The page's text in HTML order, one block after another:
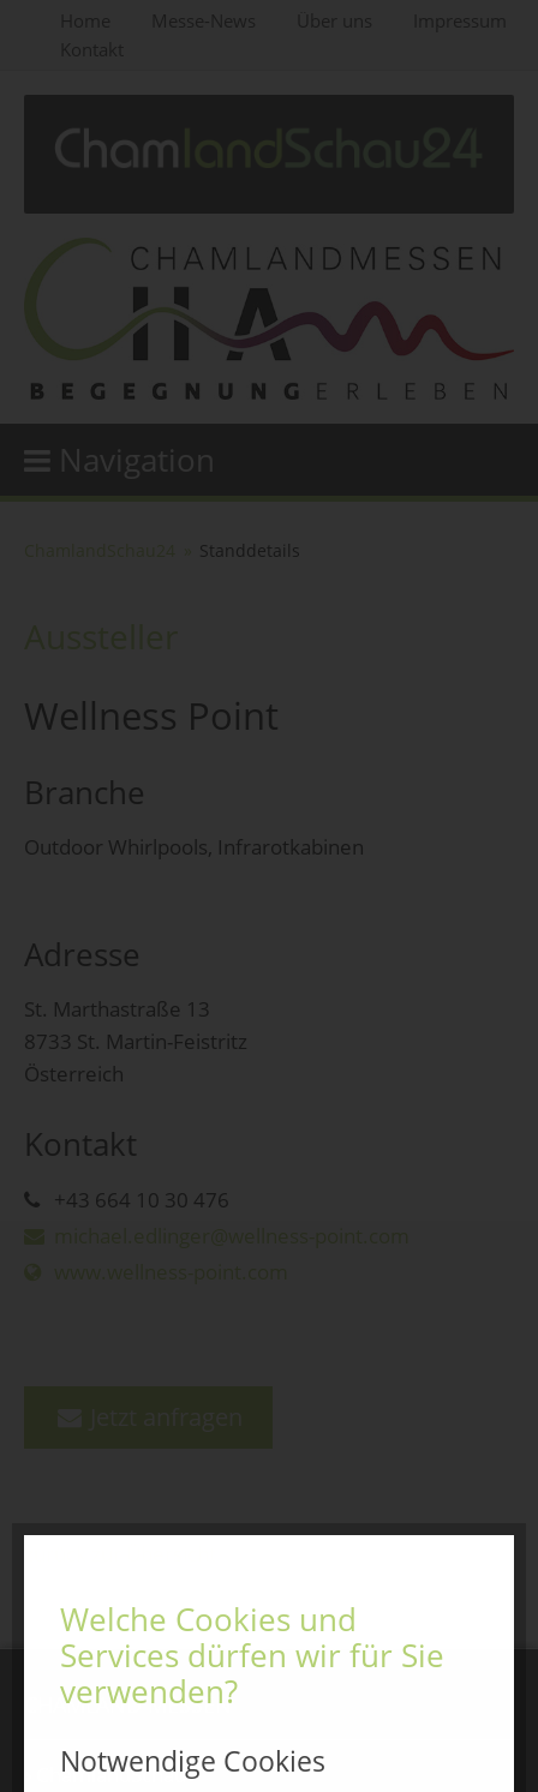
Navigation
Standdetails
Wellness Point
Branche
Outdoor Whirlpools, Infrarotkabinen
Adresse
St. Marthastraße 13
8733 St. Martin-Feistritz
Österreich
Kontakt
+43 664 10 30 476
CHAMLAND MESSEN
ChamlandSchau
Welche Cookies und
Services dürfen wir für Sie
verwenden?
Notwendige Cookies